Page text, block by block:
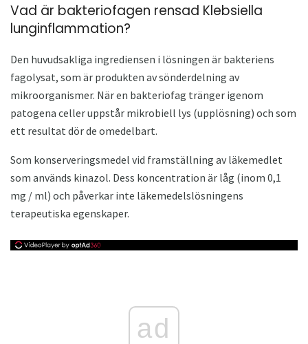
Vad är bakteriofagen rensad Klebsiella
lunginflammation?
Den huvudsakliga ingrediensen i lösningen är bakteriens
fagolysat, som är produkten av sönderdelning av
mikroorganismer. När en bakteriofag tränger igenom
patogena celler uppstår mikrobiell lys (upplösning) och som
ett resultat dör de omedelbart.
Som konserveringsmedel vid framställning av läkemedlet
som används kinazol. Dess koncentration är låg (inom 0,1
mg / ml) och påverkar inte läkemedelslösningens
terapeutiska egenskaper.
ad